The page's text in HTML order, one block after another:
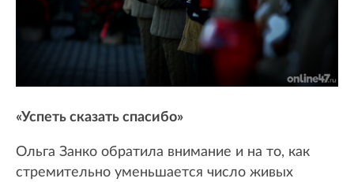
«Успеть сказать спасибо»
Ольга Занко обратила внимание и на то, как
стремительно уменьшается число живых